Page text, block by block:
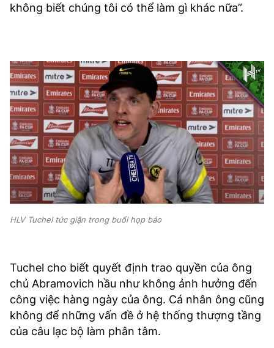
không biết chúng tôi có thể làm gì khác nữa”.
HLV Tuchel tức giận trong buổi họp báo
Tuchel cho biết quyết định trao quyền của ông
chủ Abramovich hầu như không ảnh hưởng đến
công việc hàng ngày của ông. Cá nhân ông cũng
không để những vấn đề ở hệ thống thượng tầng
của câu lạc bộ làm phân tâm.